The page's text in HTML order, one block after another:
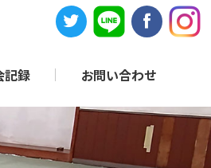
記録 お問い合わせ